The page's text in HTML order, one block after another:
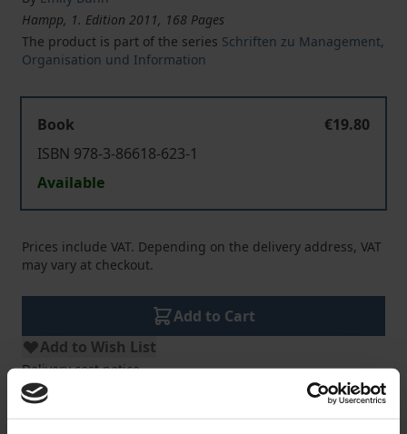
Hampp, 1. Edition 2011, 168 Pages
The product is part of the series Schriften zu Management,
Organisation und Information
Book
€19.80
ISBN 978-3-86618-623-1
Available
Prices include VAT. Depending on the delivery address, VAT
may vary at checkout.
Add to Cart
Add to Wish List
Delivery cost notice